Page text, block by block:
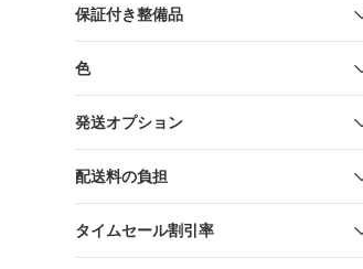
保証付き整備品
色
発送オプション
配送料の負担
タイムセール割引率